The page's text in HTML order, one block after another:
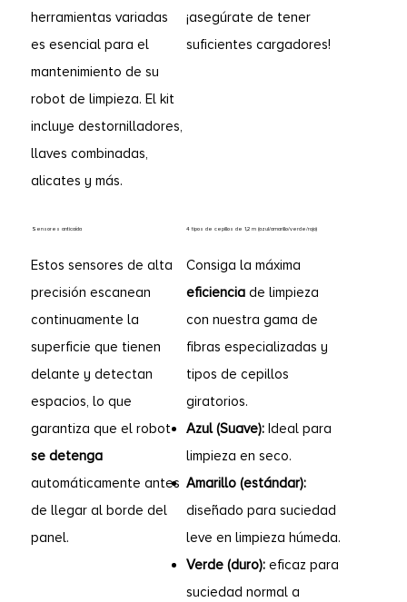
herramientas variadas
es esencial para el
mantenimiento de su
robot de limpieza. El kit
incluye destornilladores,
llaves combinadas,
alicates y más.
¡asegúrate de tener
suficientes cargadores!
Sensores anticaída
Estos sensores de alta
precisión escanean
continuamente la
superficie que tienen
delante y detectan
espacios, lo que
garantiza que el robot
se detenga
automáticamente antes
de llegar al borde del
panel.
4 tipos de cepillos de 1,2 m (azul/amarillo/verde/rojo)
Consiga la máxima
eficiencia de limpieza
con nuestra gama de
fibras especializadas y
tipos de cepillos
giratorios.
Azul (Suave): Ideal para
limpieza en seco.
Amarillo (estándar):
diseñado para suciedad
leve en limpieza húmeda.
Verde (duro): eficaz para
suciedad normal a